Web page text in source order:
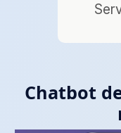
Chatbot